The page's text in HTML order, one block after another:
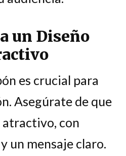
un Diseño
es crucial para
Asegúrate de que
atractivo, con
un mensaje claro.